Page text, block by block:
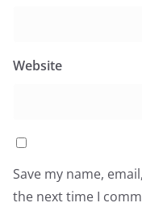
Website
Save my name,
the next time I